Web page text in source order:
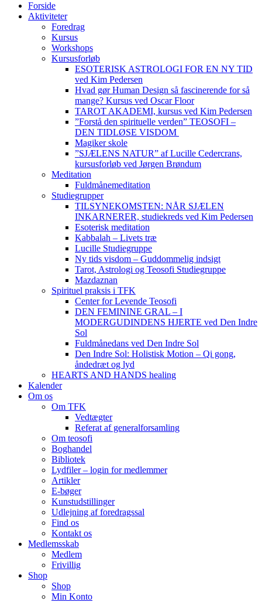
Forside
Aktiviteter
Foredrag
Kursus
Workshops
Kursusforløb
ESOTERISK ASTROLOGI FOR EN NY TID
ved Kim Pedersen
Hvad gør Human Design så fascinerende for så
mange? Kursus ved Oscar Floor
TAROT AKADEMI, kursus ved Kim Pedersen
”Forstå den spirituelle verden” TEOSOFI –
DEN TIDLØSE VISDOM
Magiker skole
”SJÆLENS NATUR” af Lucille Cedercrans,
kursusforløb ved Jørgen Brøndum
Meditation
Fuldmånemeditation
Studiegrupper
TILSYNEKOMSTEN: NÅR SJÆLEN
INKARNERER, studiekreds ved Kim Pedersen
Esoterisk meditation
Kabbalah – Livets træ
Lucille Studiegruppe
Ny tids visdom – Guddommelig indsigt
Tarot, Astrologi og Teosofi Studiegruppe
Mazdaznan
Spirituel praksis i TFK
Center for Levende Teosofi
DEN FEMININE GRAL – I
MODERGUDINDENS HJERTE ved Den Indre
Sol
Fuldmånedans ved Den Indre Sol
Den Indre Sol: Holistisk Motion – Qi gong,
åndedræt og lyd
HEARTS AND HANDS healing
Kalender
Om os
Om TFK
Vedtægter
Referat af generalforsamling
Om teosofi
Boghandel
Bibliotek
Lydfiler – login for medlemmer
Artikler
E-bøger
Kunstudstillinger
Udlejning af foredragssal
Find os
Kontakt os
Medlemsskab
Medlem
Frivillig
Shop
Shop
Min Konto